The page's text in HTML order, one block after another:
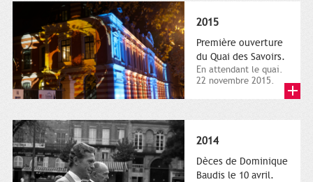
2015
Première ouverture
du Quai des Savoirs.
En attendant le quai.
22 novembre 2015.
2014
Dèces de Dominique
Baudis le 10 avril.